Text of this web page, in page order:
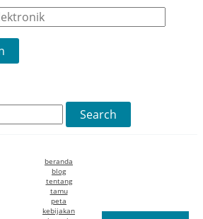
beranda
blog
tentang
tamu
peta
kebijakan